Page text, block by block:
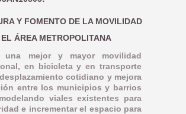
Y FOMENTO DE LA MOVILIDAD
ÁREA METROPOLITANA
una mejor y mayor movilidad
en bicicleta y en transporte
cotidiano y mejora
entre los municipios y barrios
viales existentes para
e incrementar el espacio para